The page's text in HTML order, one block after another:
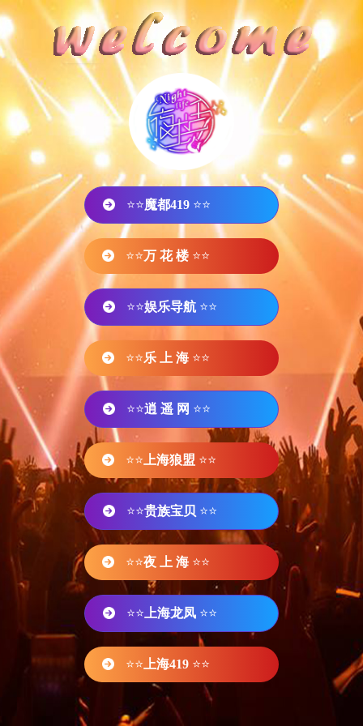
⭐⭐魔都419 ⭐⭐
⭐⭐万 花 楼 ⭐⭐
⭐⭐娱乐导航 ⭐⭐
⭐⭐乐 上 海 ⭐⭐
⭐⭐逍 遥 网 ⭐⭐
⭐⭐ 上海狼盟 ⭐⭐
⭐⭐贵族宝贝 ⭐⭐
⭐⭐夜 上 海 ⭐⭐
⭐⭐ 上海龙凤 ⭐⭐
⭐⭐ 上海419 ⭐⭐